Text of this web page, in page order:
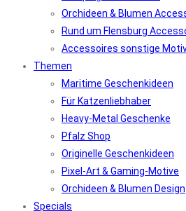
Orchideen & Blumen
Rund um Flensburg
Accessoires sonstige
Themen
Maritime Geschenkideen
Für Katzenliebhaber
Heavy-Metal Geschenke
Pfalz Shop
Originelle Geschenkideen
Pixel-Art & Gaming-Motive
Orchideen & Blumen Design
Specials